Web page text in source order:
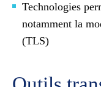
Technologies
notamment la
(TLS)